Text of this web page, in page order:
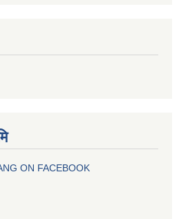
ON FACEBOOK